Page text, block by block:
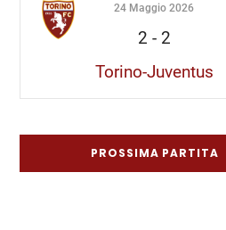
24 Maggio 2026
2 - 2
Torino-Juventus
PROSSIMA PARTITA